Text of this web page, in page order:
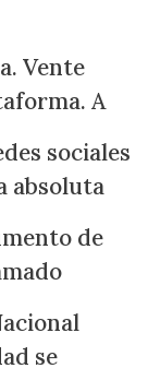
Vente
A
sociales
absoluta
de
se